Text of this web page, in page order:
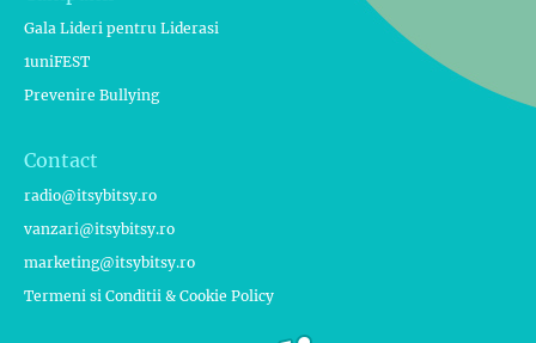
Gala Lideri pentru Liderasi
1uniFEST
Prevenire Bullying
Contact
radio@itsybitsy.ro
vanzari@itsybitsy.ro
marketing@itsybitsy.ro
Termeni si Conditii & Cookie Policy